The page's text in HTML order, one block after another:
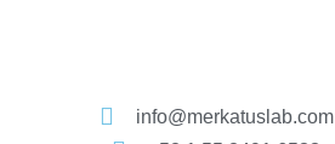
info@merkatuslab.com